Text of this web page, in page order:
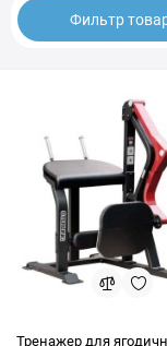
Фильтр
Тренажер для